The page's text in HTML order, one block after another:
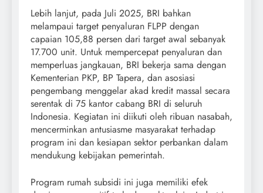
Lebih lanjut, pada Juli 2025, BRI bahkan
melampaui target penyaluran FLPP dengan
capaian 105,88 persen dari target awal sebanyak
17.700 unit. Untuk mempercepat penyaluran dan
memperluas jangkauan, BRI bekerja sama dengan
Kementerian PKP, BP Tapera, dan asosiasi
pengembang menggelar akad kredit massal secara
serentak di 75 kantor cabang BRI di seluruh
Indonesia. Kegiatan ini diikuti oleh ribuan nasabah,
mencerminkan antusiasme masyarakat terhadap
program ini dan kesiapan sektor perbankan dalam
mendukung kebijakan pemerintah.
Program rumah subsidi ini juga memiliki efek